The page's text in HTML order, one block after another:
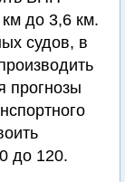
до 3,6 км.
судов, в
прогнозы
до 120.